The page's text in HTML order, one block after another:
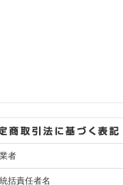
者
括責任者名